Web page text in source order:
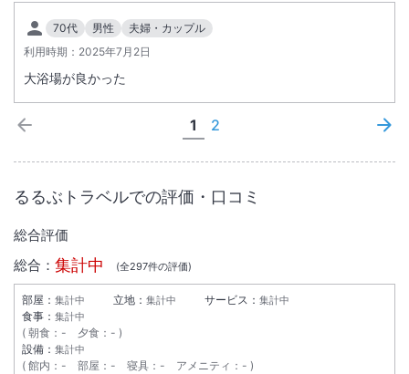
70代 男性
夫婦・カップル
利用時期： 2025年7月2日
大浴場が良かった
1 2
るるぶトラベルでの評価・口コミ
総合評価
総合： 集計中 (全297件の評価)
部屋： 集計中 立地： 集計中 サービス： 集計中
食事： 集計中
朝食 ： - 夕食 ： -
設備： 集計中
館内 ： - 部屋 ： - 寝具 ： - アメニティ ： -